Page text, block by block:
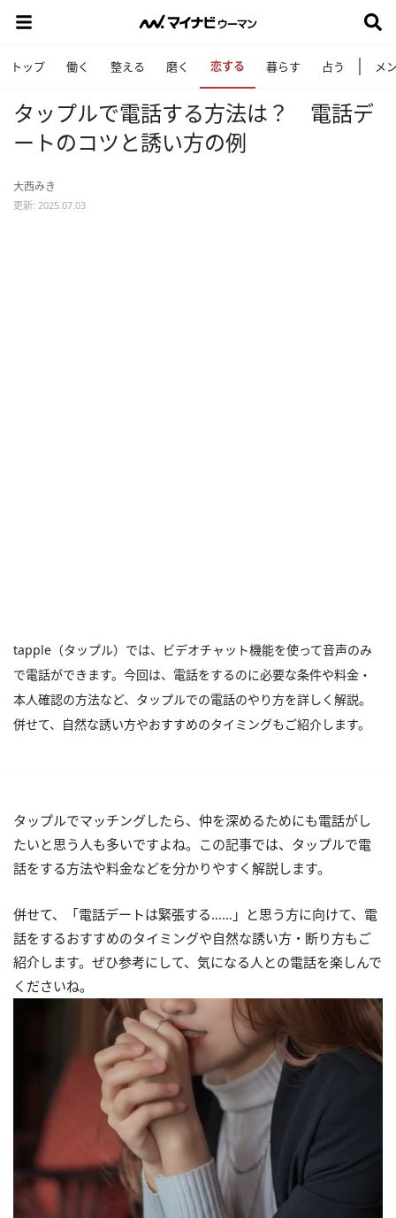
トップ 働く 整える 磨く 恋する 暮らす 占う メ
タップルで電話する方法は？ 電話デ
ートのコツと誘い方の例
大西みき
更新: 2025.07.03
tapple（タップル）では、ビデオチャット機能を使って音声のみ
で電話ができます。今回は、電話をするのに必要な条件や料金・
本人確認の方法など、タップルでの電話のやり方を詳しく解説。
併せて、自然な誘い方やおすすめのタイミングもご紹介します。
タップルでマッチングしたら、仲を深めるためにも電話がし
たいと思う人も多いですよね。この記事では、タップルで電
話をする方法や料金などを分かりやすく解説します。
併せて、「電話デートは緊張する……」と思う方に向けて、電
話をするおすすめのタイミングや自然な誘い方・断り方もご
紹介します。ぜひ参考にして、気になる人との電話を楽しんで
くださいね。